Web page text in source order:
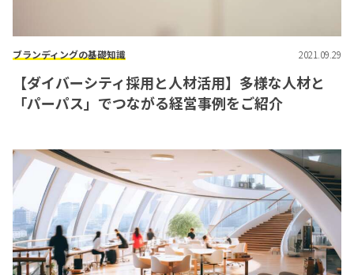
ブランディングの基礎知識 2021.09.29
【ダイバーシティ採用と人材活用】多様な人材と
「パーパス」でつながる経営事例をご紹介